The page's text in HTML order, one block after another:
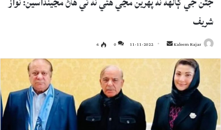
شريف
Kaleem Rajar
Send
an
11-11-2022
0
6